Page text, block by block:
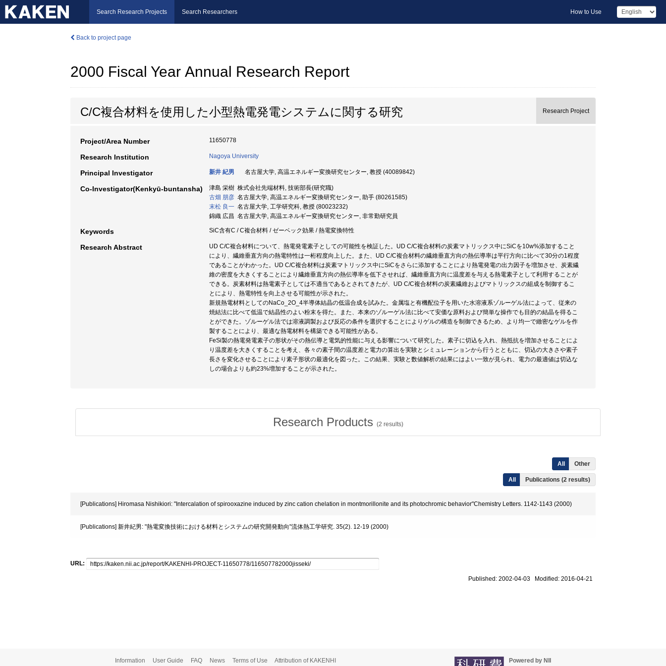
Search Research Projects Search Researchers How to Use
Back to project page
2000 Fiscal Year Annual Research Report
C/C複合材料を使用した小型熱電発電システムに関する研究 Research Project
Project/Area Number 11650778
Research Institution Nagoya University
Principal Investigator 新井 紀男 名古屋大学, 高温エネルギー変換研究センター, 教授 (40089842)
Co-Investigator(Kenkyū-buntansha)
津島 栄樹 株式会社先端材料, 技術部長(研究職)
古畑 朋彦 名古屋大学, 高温エネルギー変換研究センター, 助手 (80261585)
末松 良一 名古屋大学, 工学研究科, 教授 (80023232)
錦織 広昌 名古屋大学, 高温エネルギー変換研究センター, 非常勤研究員
Keywords SiC含有C / C複合材料 / ゼーベック効果 / 熱電変換特性
Research Abstract
UD C/C複合材料について、熱電発電素子としての可能性を検証した。UD C/C複合材料の炭素マトリックス中にSiCを10w%添加すること
により、繊維垂直方向の熱電特性は一桁程度向上した。また、UD C/C複合材料の繊維垂直方向の熱伝導率は平行方向に比べて30分の1程度
であることがわかった。UD C/C複合材料は炭素マトリックス中にSiCをさらに添加することにより熱電発電の出力因子を増加させ、炭素繊
維の密度を大きくすることにより繊維垂直方向の熱伝導率を低下させれば、繊維垂直方向に温度差を与える熱電素子として利用することが
できる。炭素材料は熱電素子としては不適当であるとされてきたが、UD C/C複合材料の炭素繊維およびマトリックスの組成を制御するこ
とにより、熱電特性を向上させる可能性が示された。
新規熱電材料としてのNaCo_2O_4半導体結晶の低温合成を試みた。金属塩と有機配位子を用いた水溶液系ゾルーゲル法によって、従来の
焼結法に比べて低温で結晶性のよい粉末を得た。また、本来のゾルーゲル法に比べて安価な原料および簡単な操作でも目的の結晶を得るこ
とができた。ゾルーゲル法では溶液調製および反応の条件を選択することによりゲルの構造を制御できるため、より均一で緻密なゲルを作
製することにより、最適な熱電材料を構築できる可能性がある。
FeSi製の熱電発電素子の形状がその熱伝導と電気的性能に与える影響について研究した。素子に切込を入れ、熱抵抗を増加させることによ
り温度差を大きくすることを考え、各々の素子間の温度差と電力の算出を実験とシミュレーションから行うとともに、切込の大きさや素子
長さを変化させることにより素子形状の最適化を図った。この結果、実験と数値解析の結果にはよい一致が見られ、電力の最適値は切込な
しの場合よりも約23%増加することが示された。
Research Products (2 results)
All Other
All Publications (2 results)
[Publications] Hiromasa Nishikiori: "Intercalation of spirooxazine induced by zinc cation chelation in montmorillonite and its photochromic behavior"Chemistry Letters. 1142-1143 (2000)
[Publications] 新井紀男: "熱電変換技術における材料とシステムの研究開発動向"流体熱工学研究. 35(2). 12-19 (2000)
URL:
Published: 2002-04-03 Modified: 2016-04-21
Information User Guide FAQ News Terms of Use Attribution of KAKENHI Powered by NII